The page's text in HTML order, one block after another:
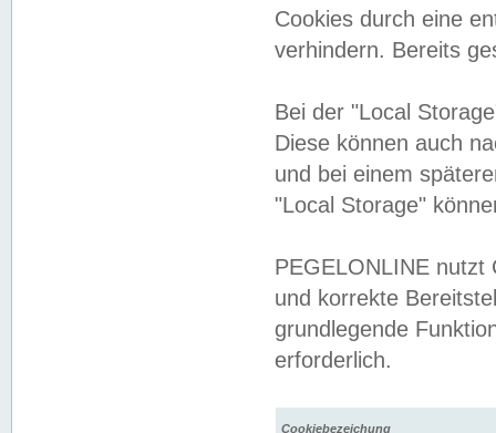
Cookies durch eine
verhindern. Bereits
Bei der "Local
Diese können auch
und bei einem
"Local Storage"
PEGELONLINE nutzt
und korrekte
grundlegende
erforderlich.
Cookiebezeichung